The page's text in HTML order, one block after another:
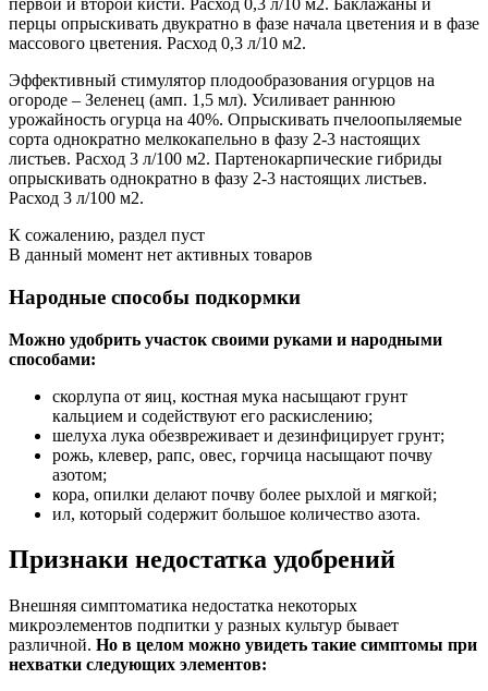
первой и второй кисти. Расход 0,3 л/10 м2. Баклажаны и
перцы опрыскивать двукратно в фазе начала цветения и в фазе
массового цветения. Расход 0,3 л/10 м2.
Эффективный стимулятор плодообразования огурцов на
огороде – Зеленец (амп. 1,5 мл). Усиливает раннюю
урожайность огурца на 40%. Опрыскивать пчелоопыляемые
сорта однократно мелкокапельно в фазу 2-3 настоящих
листьев. Расход 3 л/100 м2. Партенокарпические гибриды
опрыскивать однократно в фазу 2-3 настоящих листьев.
Расход 3 л/100 м2.
К сожалению, раздел пуст
В данный момент нет активных товаров
Народные способы подкормки
Можно удобрить участок своими руками и народными
способами:
скорлупа от яиц, костная мука насыщают грунт
кальцием и содействуют его раскислению;
шелуха лука обезвреживает и дезинфицирует грунт;
рожь, клевер, рапс, овес, горчица насыщают почву
азотом;
кора, опилки делают почву более рыхлой и мягкой;
ил, который содержит большое количество азота.
Признаки недостатка удобрений
Внешняя симптоматика недостатка некоторых
микроэлементов подпитки у разных культур бывает
различной. Но в целом можно увидеть такие симптомы при
нехватки следующих элементов: